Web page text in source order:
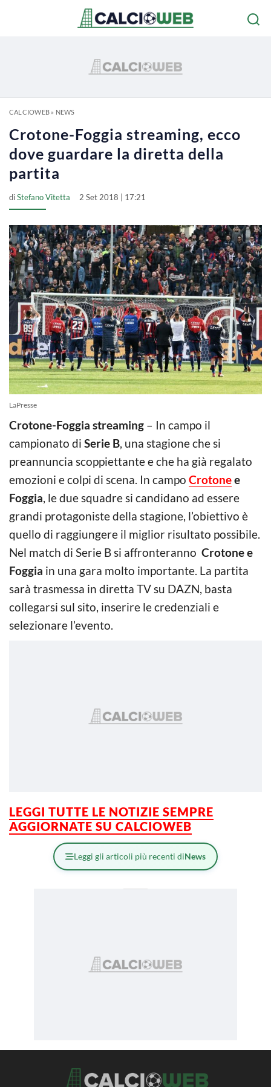
CALCIOWEB» NEWS
Crotone-Foggia streaming, ecco
dove guardare la diretta della
partita
diStefano Vitetta 2 Set 2018 | 17:21
LaPresse
Crotone-Foggia streaming – In campo il
campionato di Serie B, una stagione che si
preannuncia scoppiettante e che ha già regalato
emozioni e colpi di scena. In campo Crotonee
Foggia, le due squadre si candidano ad essere
grandi protagoniste della stagione, l’obiettivo è
quello di raggiungere il miglior risultato possibile.
Nel match di Serie B si affronteranno Crotone e
Foggia in una gara molto importante. La partita
sarà trasmessa in diretta TV su DAZN, basta
collegarsi sul sito, inserire le credenziali e
selezionare l’evento.
LEGGI TUTTE LE NOTIZIE SEMPRE
AGGIORNATE SU CALCIOWEB
Leggi gli articoli più recenti diNews